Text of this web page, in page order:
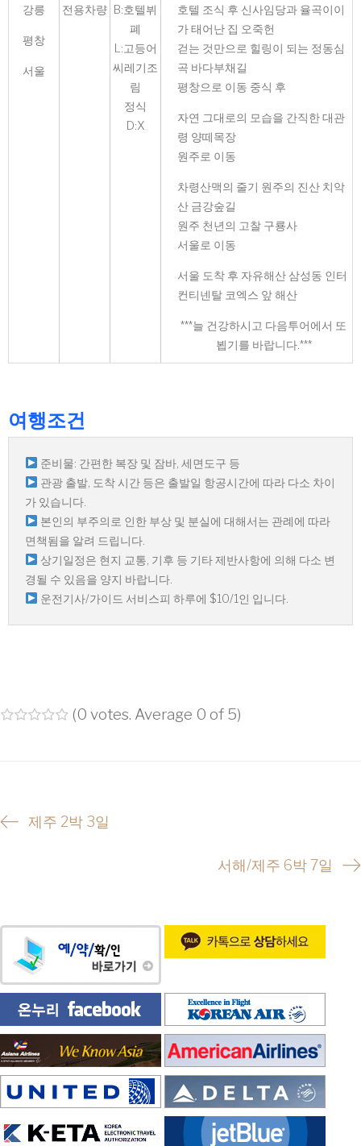
강릉
평창
서울
전용차량 B:호텔뷔
폐
L:고등어
씨레기조
림
정식
D:X
호텔 조식 후 신사임당과 율곡이이
가 태어난 집 오죽헌
걷는 것만으로 힐링이 되는 정동심
곡 바다부채길
평창으로 이동 중식 후
자연 그대로의 모습을 간직한 대관
령 양떼목장
원주로 이동
차령산맥의 줄기 원주의 진산 치악
산 금강숲길
원주 천년의 고찰 구룡사
서울로 이동
서울 도착 후 자유해산 삼성동 인터
컨티넨탈 코엑스 앞 해산
***늘 건강하시고 다음투어에서 또
뵙기를 바랍니다.***
여행조건
준비물: 간편한 복장 및 잠바, 세면도구 등
관광 출발, 도착 시간 등은 출발일 항공시간에 따라 다소 차이
가 있습니다.
본인의 부주의로 인한 부상 및 분실에 대해서는 관례에 따라
면책됨을 알려 드립니다.
상기일정은 현지 교통, 기후 등 기타 제반사항에 의해 다소 변
경될 수 있음을 양지 바랍니다.
운전기사/가이드 서비스피 하루에 $10/1인 입니다.
(0 votes. Average 0 of 5)
P
a
v
i
g
a
t
제주 2박 3일
서해/제주 6박 7일